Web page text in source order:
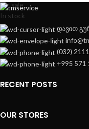
On sale
In stock
დავით
(032)
+995 571
RECENT POSTS
OUR STORES